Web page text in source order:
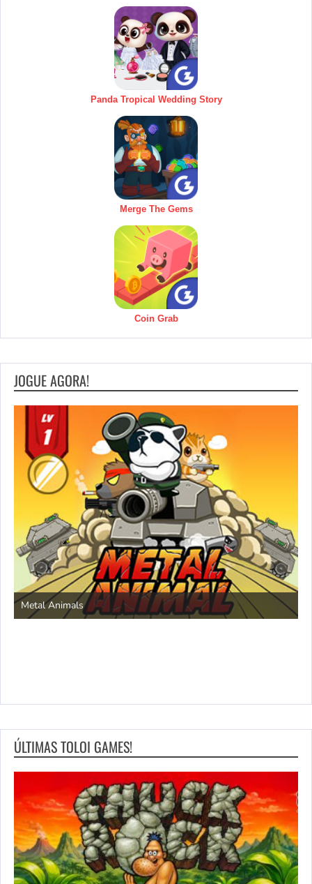
Panda Tropical Wedding Story
Merge The Gems
Coin Grab
JOGUE AGORA!
Metal Animals
ÚLTIMAS TOLOI GAMES!